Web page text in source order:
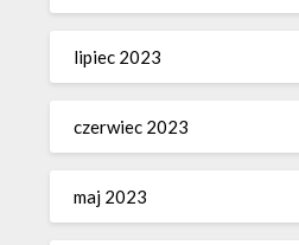
lipiec 2023
czerwiec 2023
maj 2023